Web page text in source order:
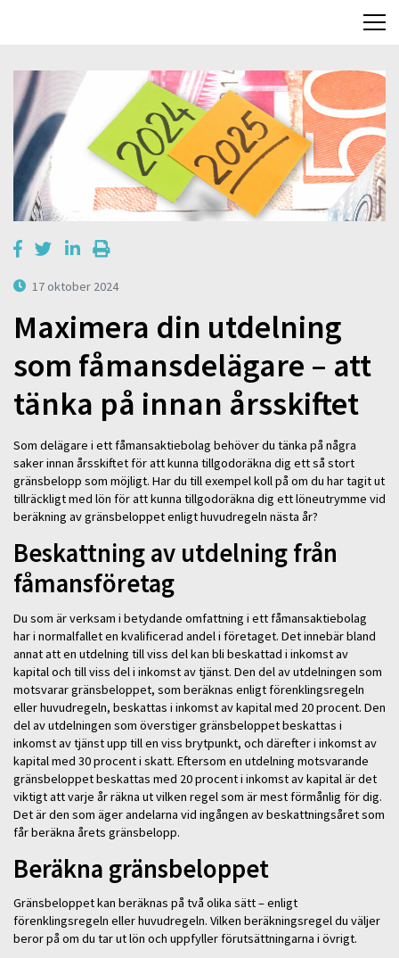
17 oktober 2024
Maximera din utdelning
som fåmansdelägare – att
tänka på innan årsskiftet
Som delägare i ett fåmansaktiebolag behöver du tänka på några
saker innan årsskiftet för att kunna tillgodoräkna dig ett så stort
gränsbelopp som möjligt. Har du till exempel koll på om du har tagit ut
tillräckligt med lön för att kunna tillgodoräkna dig ett löneutrymme vid
beräkning av gränsbeloppet enligt huvudregeln nästa år?
Beskattning av utdelning från
fåmansföretag
Du som är verksam i betydande omfattning i ett fåmansaktiebolag
har i normalfallet en kvalificerad andel i företaget. Det innebär bland
annat att en utdelning till viss del kan bli beskattad i inkomst av
kapital och till viss del i inkomst av tjänst. Den del av utdelningen som
motsvarar gränsbeloppet, som beräknas enligt förenklingsregeln
eller huvudregeln, beskattas i inkomst av kapital med 20 procent. Den
del av utdelningen som överstiger gränsbeloppet beskattas i
inkomst av tjänst upp till en viss brytpunkt, och därefter i inkomst av
kapital med 30 procent i skatt. Eftersom en utdelning motsvarande
gränsbeloppet beskattas med 20 procent i inkomst av kapital är det
viktigt att varje år räkna ut vilken regel som är mest förmånlig för dig.
Det är den som äger andelarna vid ingången av beskattningsåret som
får beräkna årets gränsbelopp.
Beräkna gränsbeloppet
Gränsbeloppet kan beräknas på två olika sätt – enligt
förenklingsregeln eller huvudregeln. Vilken beräkningsregel du väljer
beror på om du tar ut lön och uppfyller förutsättningarna i övrigt.